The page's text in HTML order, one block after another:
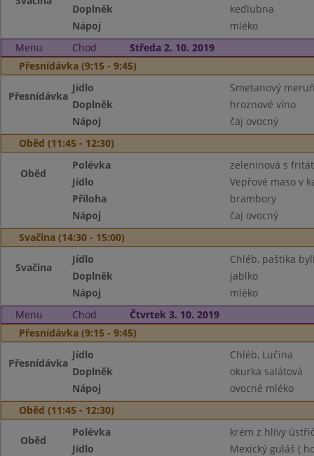
Doplněk
kedlubna
Nápoj
mléko
Menu
Chod
Středa 2. 10. 2019
Přesnídávka (9:15 - 9:45)
Přesnídávka
Jídlo
Smetanový
Doplněk
hroznové víno
Nápoj
čaj ovocný
Oběd (11:45 - 12:30)
Oběd
Polévka
zeleninová s
Jídlo
Vepřové maso v
Příloha
brambory
Nápoj
čaj ovocný
Svačina (14:30 - 15:00)
Svačina
Jídlo
Chléb, paštika
Doplněk
jablko
Nápoj
mléko
Menu
Chod
Čtvrtek 3. 10. 2019
Přesnídávka (9:15 - 9:45)
Přesnídávka
Jídlo
Chléb, Lučina
Doplněk
okurka salátová
Nápoj
ovocné mléko
Oběd (11:45 - 12:30)
Oběd
Polévka
krém z hlívy
Jídlo
Mexický guláš (